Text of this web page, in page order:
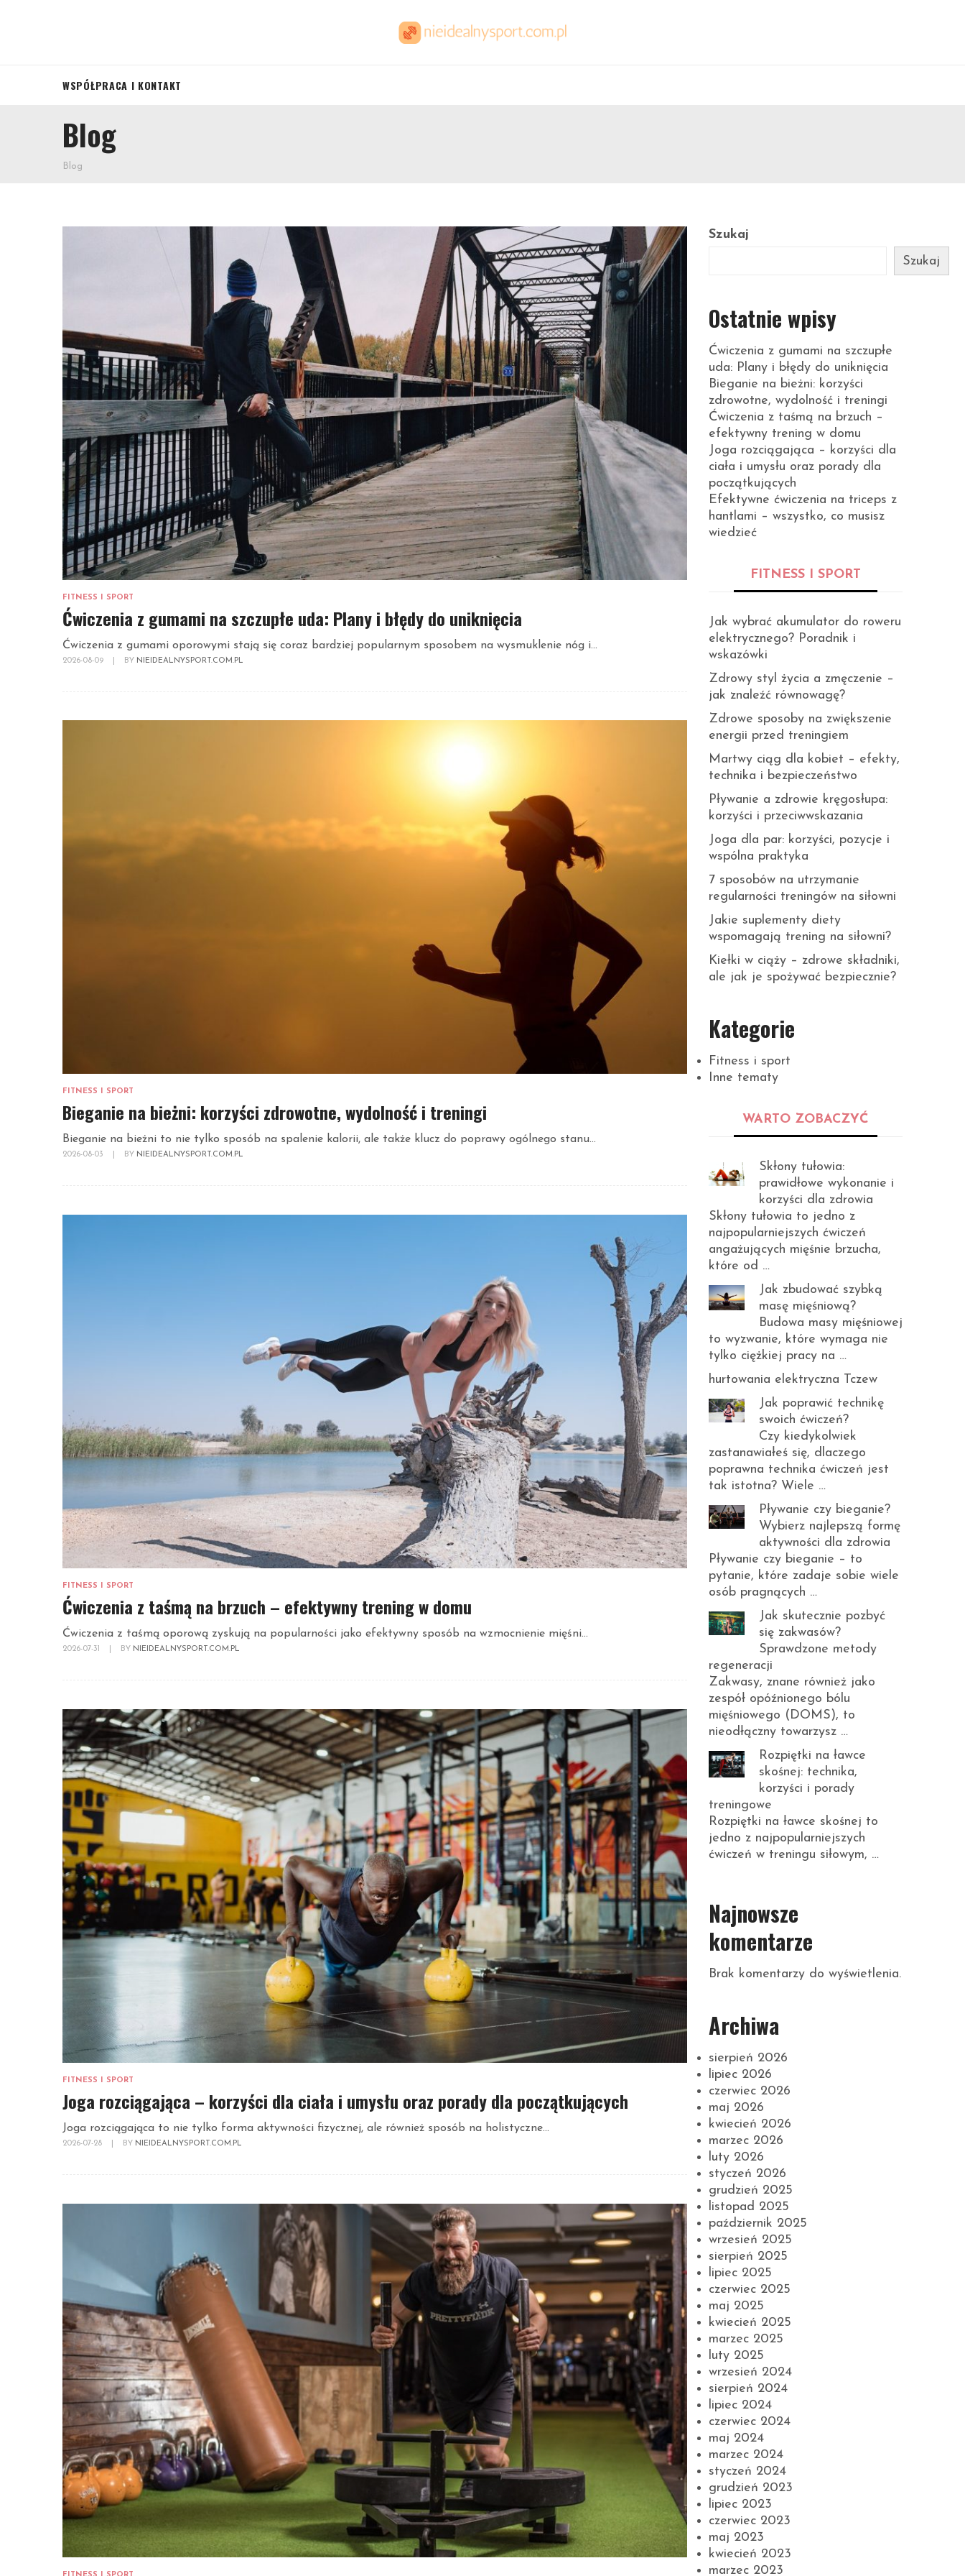
WSPÓŁPRACA I KONTAKT
Blog
Blog
FITNESS I SPORT
Ćwiczenia z gumami na szczupłe uda: Plany i błędy do uniknięcia
Ćwiczenia z gumami oporowymi stają się coraz bardziej popularnym sposobem na wysmuklenie nóg i...
2026-08-09 BY NIEIDEALNYSPORT.COM.PL
FITNESS I SPORT
Bieganie na bieżni: korzyści zdrowotne, wydolność i treningi
Bieganie na bieżni to nie tylko sposób na spalenie kalorii, ale także klucz do poprawy ogólnego stanu...
2026-08-03 BY NIEIDEALNYSPORT.COM.PL
FITNESS I SPORT
Ćwiczenia z taśmą na brzuch – efektywny trening w domu
Ćwiczenia z taśmą oporową zyskują na popularności jako efektywny sposób na wzmocnienie mięśni...
2026-07-31 BY NIEIDEALNYSPORT.COM.PL
FITNESS I SPORT
Joga rozciągająca – korzyści dla ciała i umysłu oraz porady dla początkujących
Joga rozciągająca to nie tylko forma aktywności fizycznej, ale również sposób na holistyczne...
2026-07-28 BY NIEIDEALNYSPORT.COM.PL
Szukaj
Szukaj
Ostatnie wpisy
Ćwiczenia z gumami na szczupłe
uda: Plany i błędy do uniknięcia
Bieganie na bieżni: korzyści
zdrowotne, wydolność i treningi
Ćwiczenia z taśmą na brzuch –
efektywny trening w domu
Joga rozciągająca – korzyści dla
ciała i umysłu oraz porady dla
początkujących
Efektywne ćwiczenia na triceps z
hantlami – wszystko, co musisz
wiedzieć
FITNESS I SPORT
Jak wybrać akumulator do roweru
elektrycznego? Poradnik i
wskazówki
Zdrowy styl życia a zmęczenie –
jak znaleźć równowagę?
Zdrowe sposoby na zwiększenie
energii przed treningiem
Martwy ciąg dla kobiet – efekty,
technika i bezpieczeństwo
Pływanie a zdrowie kręgosłupa:
korzyści i przeciwwskazania
Joga dla par: korzyści, pozycje i
wspólna praktyka
7 sposobów na utrzymanie
regularności treningów na siłowni
Jakie suplementy diety
wspomagają trening na siłowni?
Kiełki w ciąży – zdrowe składniki,
ale jak je spożywać bezpiecznie?
Kategorie
Fitness i sport
Inne tematy
WARTO ZOBACZYĆ
Skłony tułowia:
prawidłowe wykonanie i
korzyści dla zdrowia
Skłony tułowia to jedno z
najpopularniejszych ćwiczeń
angażujących mięśnie brzucha,
które od …
Jak zbudować szybką
masę mięśniową?
Budowa masy mięśniowej
to wyzwanie, które wymaga nie
tylko ciężkiej pracy na …
hurtowania elektryczna Tczew
Jak poprawić technikę
swoich ćwiczeń?
Czy kiedykolwiek
zastanawiałeś się, dlaczego
poprawna technika ćwiczeń jest
tak istotna? Wiele …
Pływanie czy bieganie?
Wybierz najlepszą formę
aktywności dla zdrowia
Pływanie czy bieganie – to
pytanie, które zadaje sobie wiele
osób pragnących …
Jak skutecznie pozbyć
się zakwasów?
Sprawdzone metody
regeneracji
Zakwasy, znane również jako
zespół opóźnionego bólu
mięśniowego (DOMS), to
nieodłączny towarzysz …
Rozpiętki na ławce
skośnej: technika,
korzyści i porady
treningowe
Rozpiętki na ławce skośnej to
jedno z najpopularniejszych
ćwiczeń w treningu siłowym, …
Najnowsze
komentarze
Brak komentarzy do wyświetlenia.
Archiwa
sierpień 2026
lipiec 2026
czerwiec 2026
maj 2026
kwiecień 2026
marzec 2026
luty 2026
styczeń 2026
grudzień 2025
listopad 2025
październik 2025
wrzesień 2025
sierpień 2025
lipiec 2025
czerwiec 2025
maj 2025
kwiecień 2025
marzec 2025
luty 2025
wrzesień 2024
sierpień 2024
lipiec 2024
czerwiec 2024
maj 2024
marzec 2024
styczeń 2024
grudzień 2023
lipiec 2023
czerwiec 2023
maj 2023
kwiecień 2023
marzec 2023